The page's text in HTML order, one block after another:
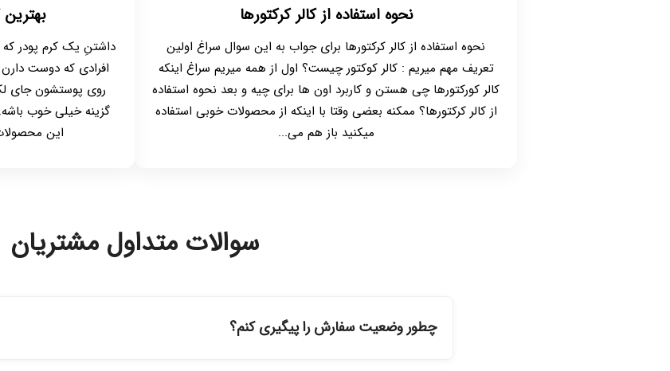
نحوه استفاده از کالر کرکتورها
نحوه استفاده از کالر کرکتورها برای جواب به این سوال سراغ اولین
تعریف مهم میریم : کالر کوکتور چیست؟ اول از همه میریم سراغ اینکه
کالر کورکتورها چی هستن و کاربرد اون ها برای چیه و بعد نحوه استفاده
از کالر کرکتورها؟ ممکنه بعضی وقتا با اینکه از محصولات خوبی استفاده
میکنید باز هم می...
داشتنِ یک کرم پودر که
افرادی که دوست
روی پوستشون جای
گزینه خیلی خوب باشه.
این
سوالات متداول مشتریان
چطور وضعیت سفارش را پیگیری کنم؟